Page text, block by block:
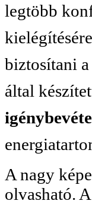
legtöbb
biztosítani
által
A nagy
olvasható.